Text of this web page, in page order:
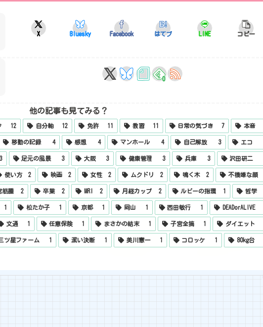
X Bluesky Facebook はてブ LINE コピー
0
他の記事も見てみる？
12 自分軸 12 免許 11 教習 11 日常の気づき 7 本音
移動の記録 4 感想 4 マンホール 4 自己解放 3 エコ
3 足元の風景 3 大阪 3 健康管理 3 兵庫 3 沢田研二
使い方 2 映画 2 女性 2 ムクドリ 2 鳴く木 2 不機嫌な顔
筋腫 2 卒業 2 MRI 2 月経カップ 2 ルビーの指環 1 哲学
1 松たか子 1 京都 1 岡山 1 西田敏行 1 DEADorALIVE
文通 1 任意保険 1 まさかの結末 1 子宮全摘 1 ダイエット
ツ星ファーム 1 潔い決断 1 美川憲一 1 コロッケ 1 80kg台